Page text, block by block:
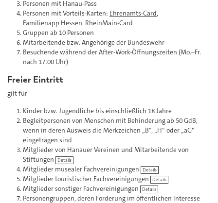
Personen mit Hanau-Pass
Personen mit Vorteils-Karten: Ehrenamts-Card,
Familienapp Hessen, RheinMain-Card
Gruppen ab 10 Personen
Mitarbeitende bzw. Angehörige der Bundeswehr
Besuchende während der After-Work-Öffnungszeiten (Mo.–Fr.
nach 17:00 Uhr)
Freier Eintritt
gilt für
Kinder bzw. Jugendliche bis einschließlich 18 Jahre
Begleitpersonen von Menschen mit Behinderung ab 50 GdB,
wenn in deren Ausweis die Merkzeichen „B“, „H“ oder „aG“
eingetragen sind
Mitglieder von Hanauer Vereinen und Mitarbeitende von
Stiftungen
Details
Mitglieder musealer Fachvereinigungen Details
Mitglieder touristischer Fachvereinigungen Details
Mitglieder sonstiger Fachvereinigungen Details
Personengruppen, deren Förderung im öffentlichen Interesse